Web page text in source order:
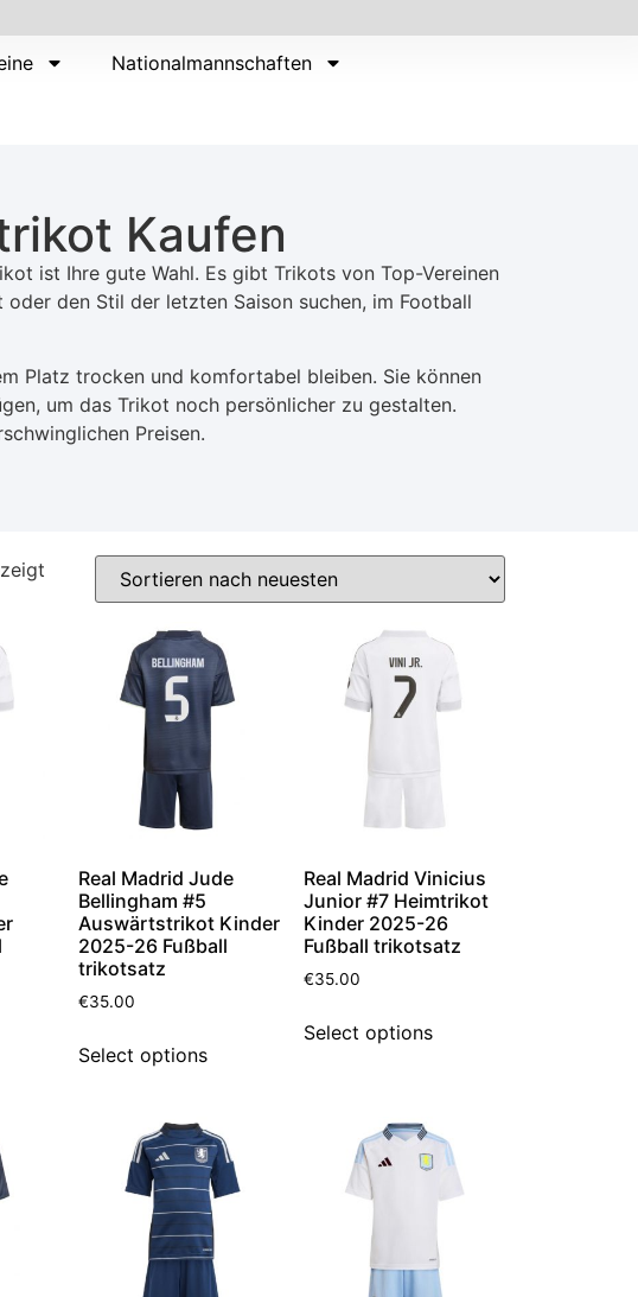
Nationalmannschaften
Kaufen
ist Ihre gute Wahl. Es gibt Trikots von Top-Vereinen
den Stil der letzten Saison suchen, im Football
Platz trocken und komfortabel bleiben. Sie können
um das Trikot noch persönlicher zu gestalten.
Preisen.
Real Madrid Jude
Bellingham #5
Auswärtstrikot Kinder
2025-26 Fußball
trikotsatz
€35.00
Select options
Real Madrid Vinicius
Junior #7 Heimtrikot
Kinder 2025-26
Fußball trikotsatz
€35.00
Select options